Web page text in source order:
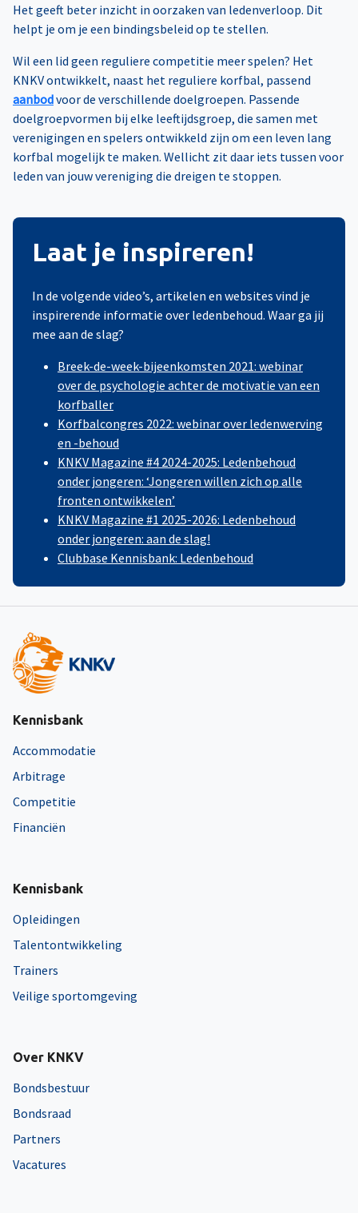
Het geeft beter inzicht in oorzaken van ledenverloop. Dit
helpt je om je een bindingsbeleid op te stellen.
Wil een lid geen reguliere competitie meer spelen? Het
KNKV ontwikkelt, naast het reguliere korfbal, passend
aanbodvoor de verschillende doelgroepen. Passende
doelgroepvormen bij elke leeftijdsgroep, die samen met
verenigingen en spelers ontwikkeld zijn om een leven lang
korfbal mogelijk te maken. Wellicht zit daar iets tussen voor
leden van jouw vereniging die dreigen te stoppen.
Laat je inspireren!
In de volgende video’s, artikelen en websites vind je
inspirerende informatie over ledenbehoud. Waar ga jij
mee aan de slag?
Breek-de-week-bijeenkomsten 2021: webinar
over de psychologie achter de motivatie van een
korfballer
Korfbalcongres 2022: webinar over ledenwerving
en -behoud
KNKV Magazine #4 2024-2025: Ledenbehoud
onder jongeren: ‘Jongeren willen zich op alle
fronten ontwikkelen’
KNKV Magazine #1 2025-2026: Ledenbehoud
onder jongeren: aan de slag!
Clubbase Kennisbank: Ledenbehoud
Kennisbank
Accommodatie
Arbitrage
Competitie
Financiën
Kennisbank
Opleidingen
Talentontwikkeling
Trainers
Veilige sportomgeving
Over KNKV
Bondsbestuur
Bondsraad
Partners
Vacatures